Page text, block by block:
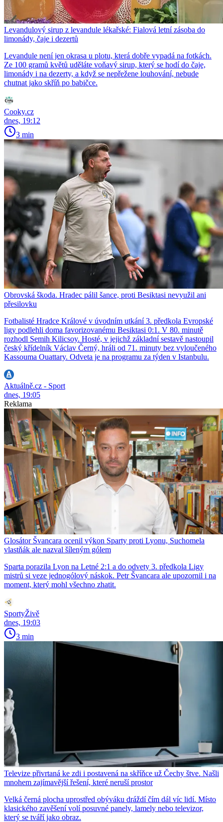
Levandulový sirup z levandule lékařské: Fialová letní zásoba do
limonády, čaje i dezertů
Levandule není jen okrasa u plotu, která dobře vypadá na fotkách.
Ze 100 gramů květů uděláte voňavý sirup, který se hodí do čaje,
limonády i na dezerty, a když se nepřežene louhování, nebude
chutnat jako skříň po babičce.
Cooky.cz
dnes, 19:12
3 min
Obrovská škoda. Hradec pálil šance, proti Besiktasi nevyužil ani
přesilovku
Fotbalisté Hradce Králové v úvodním utkání 3. předkola Evropské
ligy podlehli doma favorizovanému Besiktasi 0:1. V 80. minutě
rozhodl Semih Kilicsoy. Hosté, v jejichž základní sestavě nastoupil
český křídelník Václav Černý, hráli od 71. minuty bez vyloučeného
Kassouma Ouattary. Odveta je na programu za týden v Istanbulu.
Aktuálně.cz - Sport
dnes, 19:05
Reklama
Glosátor Švancara ocenil výkon Sparty proti Lyonu, Suchomela
vlastňák ale nazval šíleným gólem
Sparta porazila Lyon na Letné 2:1 a do odvety 3. předkola Ligy
mistrů si veze jednogólový náskok. Petr Švancara ale upozornil i na
moment, který mohl všechno zhatit.
SportyŽivě
dnes, 19:03
3 min
Televize přivrtaná ke zdi i postavená na skříňce už Čechy štve. Našli
mnohem zajímavější řešení, které neruší prostor
Velká černá plocha uprostřed obýváku dráždí čím dál víc lidí. Místo
klasického zavěšení volí posuvné panely, lamely nebo televizor,
který se tváří jako obraz.